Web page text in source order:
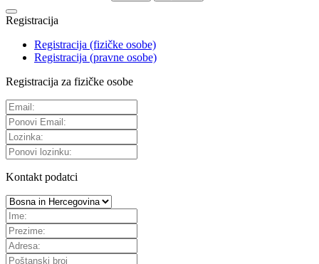
Registracija
Registracija (fizičke osobe)
Registracija (pravne osobe)
Registracija za fizičke osobe
Kontakt podatci